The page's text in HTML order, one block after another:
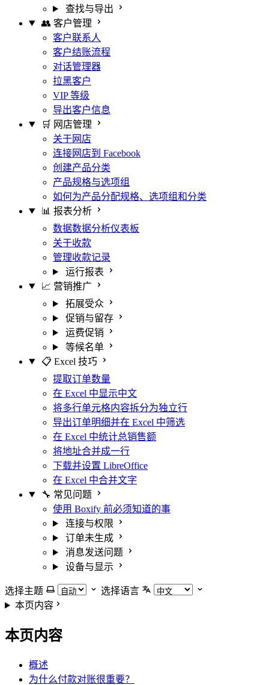
查找与导出
👥 客户管理
客户联系人
客户结账流程
对话管理器
拉黑客户
VIP 等级
导出客户信息
🛒 网店管理
关于网店
连接网店到 Facebook
创建产品分类
产品规格与选项组
如何为产品分配规格、选项组和分类
📊 报表分析
数据数据分析仪表板
关于收款
管理收款记录
运行报表
📈 营销推广
拓展受众
促销与留存
运费促销
等候名单
📋 Excel 技巧
提取订单数量
在 Excel 中显示中文
将多行单元格内容拆分为独立行
导出订单明细并在 Excel 中筛选
在 Excel 中统计总销售额
将地址合并成一行
下载并设置 LibreOffice
在 Excel 中合并文字
🔧 常见问题
使用 Boxify 前必须知道的事
连接与权限
订单未生成
消息发送问题
设备与显示
选择主题
选择语言
本页内容
本页内容
概述
为什么付款对账很重要？